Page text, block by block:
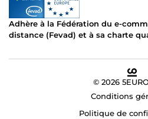
Adhère à la Fédération du e-
distance (Fevad) et à sa charte
© 2026
Conditions
Politique de